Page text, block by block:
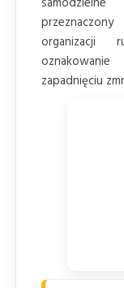
organizacji
zapadnięciu